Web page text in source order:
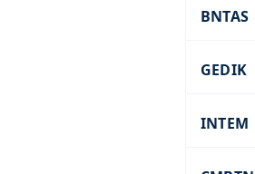
BNTAS
GEDIK
INTEM